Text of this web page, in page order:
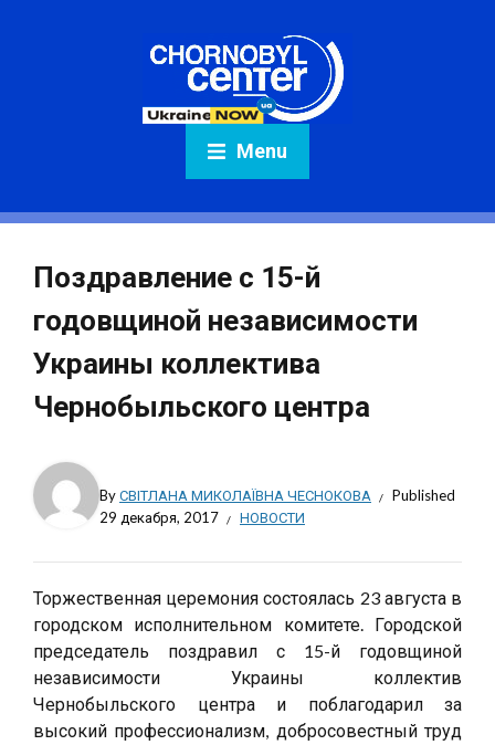
Menu
Поздравление с 15-й
годовщиной независимости
Украины коллектива
Чернобыльского центра
ByСВІТЛАНА МИКОЛАЇВНА ЧЕСНОКОВА
Published
29 декабря, 2017
НОВОСТИ
Торжественная церемония состоялась 23 августа в
городском исполнительном комитете. Городской
председатель поздравил с 15-й годовщиной
независимости Украины коллектив
Чернобыльского центра и поблагодарил за
высокий профессионализм, добросовестный труд